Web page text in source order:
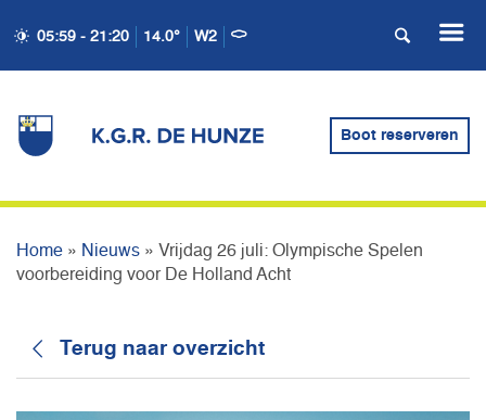
05:59 - 21:20 14.0° W2
Boot reserveren
VRIJDAG 26 JULI:
VOORBEREIDING VOOR DE
Home » Nieuws » Vrijdag 26 juli: Olympische Spelen
voorbereiding voor De Holland Acht
Terug naar overzicht